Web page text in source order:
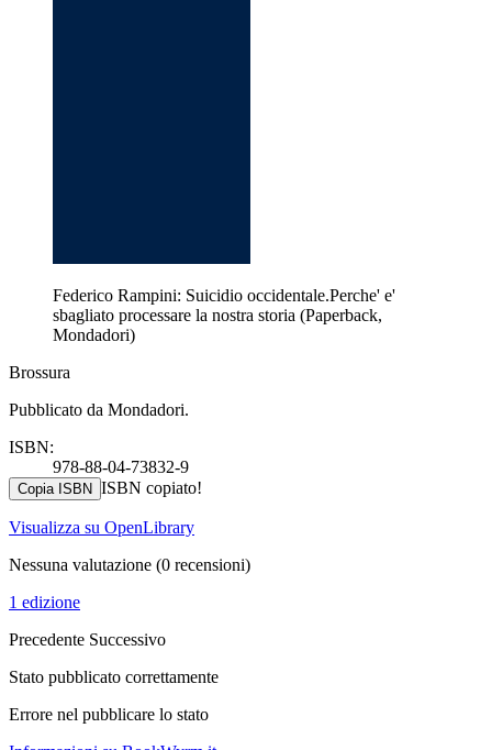
Federico Rampini: Suicidio occidentale.Perche' e'
sbagliato processare la nostra storia (Paperback,
Mondadori)
Brossura
Pubblicato da Mondadori.
ISBN:
978-88-04-73832-9
Copia ISBN ISBN copiato!
Visualizza su OpenLibrary
Nessuna valutazione (0 recensioni)
1 edizione
Precedente Successivo
Stato pubblicato correttamente
Errore nel pubblicare lo stato